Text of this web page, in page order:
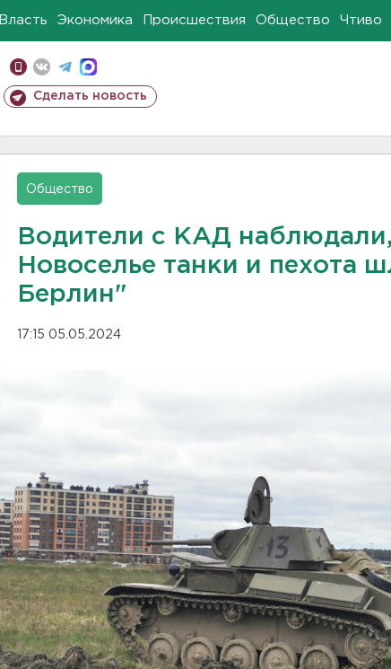
Власть Экономика Происшествия Общество Чтиво
Сделать новость
Общество
Водители с КАД
Новоселье танки и пехота
Берлин"
17:15 05.05.2024